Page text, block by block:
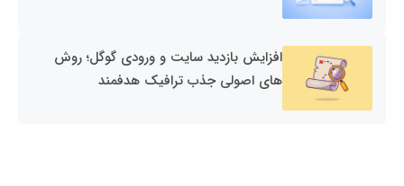
افزایش بازدید سایت و ورودی گوگل؛ روش
های اصولی جذب ترافیک هدفمند